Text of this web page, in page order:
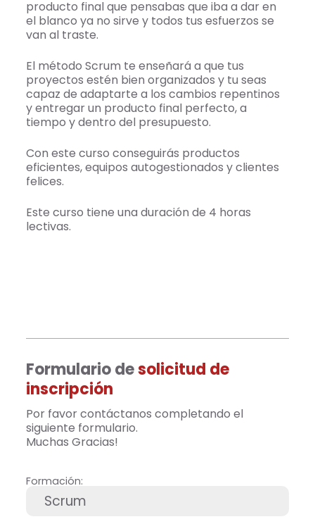
producto final que pensabas que iba a dar en
el blanco ya no sirve y todos tus esfuerzos se
van al traste.
El método Scrum te enseñará a que tus
proyectos estén bien organizados y tu seas
capaz de adaptarte a los cambios repentinos
y entregar un producto final perfecto, a
tiempo y dentro del presupuesto.
Con este curso conseguirás productos
eficientes, equipos autogestionados y clientes
felices.
Este curso tiene una duración de 4 horas
lectivas.
Formulario desolicitud de
inscripción
Por favor contáctanos completando el
siguiente formulario.
Muchas Gracias!
Formación: